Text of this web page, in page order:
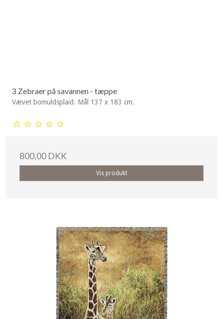
3 Zebraer på savannen - tæppe
Vævet bomuldsplaid. Mål 137 x 183 cm.
800,00 DKK
Vis produkt